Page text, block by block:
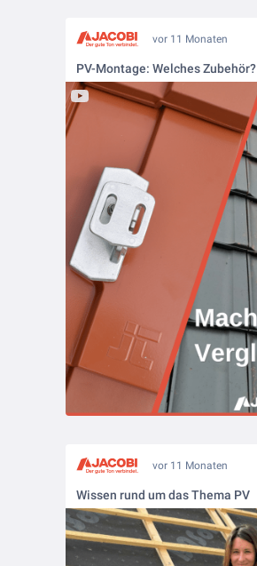
vor 11 Monaten
PV-Montage: Welches Zubehör?
vor 11 Monaten
Wissen rund um das Thema PV